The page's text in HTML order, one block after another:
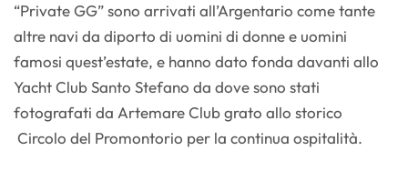
“Private GG” sono arrivati all’Argentario come tante
altre navi da diporto di uomini di donne e uomini
famosi quest’estate, e hanno dato fonda davanti allo
Yacht Club Santo Stefano da dove sono stati
fotografati da Artemare Club grato allo storico
Circolo del Promontorio per la continua ospitalità.